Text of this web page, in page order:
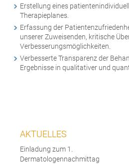
Erstellung eines
Therapieplanes.
Erfassung der
unserer Zuweisenden, kritische
Verbesserungsmöglichkeiten.
Verbesserte Transparenz der
Ergebnisse in qualitativer und
AKTUELLES
Einladung zum 1.
Dermatologennachmittag